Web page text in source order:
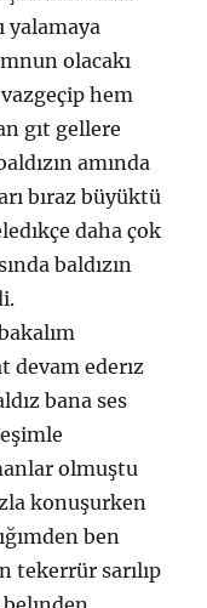
yalamaya
olacakı
hem
gıt gellere
amında
bıraz büyüktü
daha çok
baldızın
devam ederız
bana ses
olmuştu
konuşurken
ben
tekerrür sarılıp